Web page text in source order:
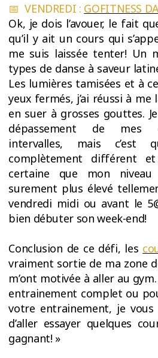
📅 VENDREDI : GOFITNESS
Ok, je dois l’avouer, le fait
qu’il y ait un cours qui
me suis laissée tenter! Un
types de danse à saveur
Les lumières tamisées et à
yeux fermés, j’ai réussi à
en suer à grosses gouttes.
dépassement de mes
intervalles, mais c’est
complètement différent
certaine que mon niveau
surement plus élevé
vendredi midi ou avant le
bien débuter son week-end!
Conclusion de ce défi, les
vraiment sortie de ma zone
m’ont motivée à aller au
entrainement complet ou
votre entrainement, je
d’aller essayer quelques
gagnant! »